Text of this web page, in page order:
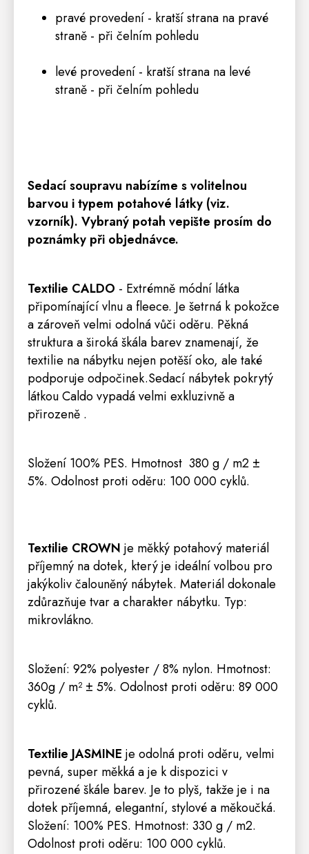
pravé provedení - kratší strana na pravé
straně - při čelním pohledu
levé provedení - kratší strana na levé
straně - při čelním pohledu
Sedacísoupravu nabízíme s volitelnou
barvou i typem potahové látky (viz.
vzorník). Vybraný potah vepište prosím do
poznámky při objednávce.
Textilie CALDO - Extrémně módní látka
připomínající vlnu a fleece. Je šetrná k pokožce
a zároveň velmi odolná vůči oděru. Pěkná
struktura a široká škála barev znamenají, že
textilie na nábytku nejen potěší oko, ale také
podporuje odpočinek.Sedací nábytek pokrytý
látkou Caldo vypadá velmi exkluzivně a
přirozeně .
Složení 100% PES. Hmotnost 380 g / m2 ±
5%. Odolnost proti oděru: 100 000 cyklů.
Textilie CROWN je měkký potahový materiál
příjemný na dotek, který je ideální volbou pro
jakýkoliv čalouněný nábytek. Materiál dokonale
zdůrazňuje tvar a charakter nábytku. Typ:
mikrovlákno.
Složení: 92% polyester / 8% nylon. Hmotnost:
360g / m² ± 5%. Odolnost proti oděru: 89 000
cyklů.
Textilie JASMINE je odolná proti oděru, velmi
pevná, super měkká a je k dispozici v
přirozené škále barev. Je to plyš, takže je i na
dotek příjemná, elegantní, stylové a měkoučká.
Složení: 100% PES. Hmotnost: 330 g / m2.
Odolnost proti oděru: 100 000 cyklů.